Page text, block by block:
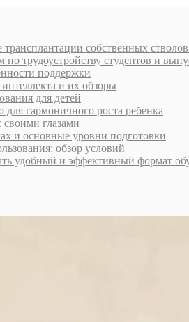
собственных
трудоустройству студентов и
поддержки
и их обзоры
для детей
для гармоничного роста ребенка
глазами
и основные уровни подготовки
обзор условий
удобный и эффективный формат